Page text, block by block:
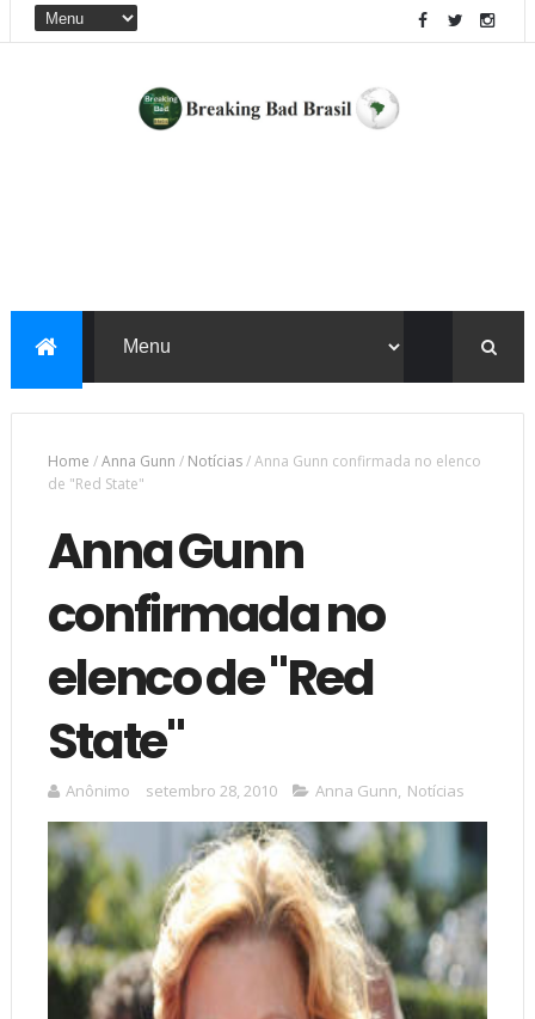
Home /Anna Gunn / Notícias/Anna Gunn confirmada no elenco
de "Red State"
Anna Gunn
confirmada no
elenco de "Red
State"
Anônimo setembro 28, 2010 Anna Gunn, Notícias